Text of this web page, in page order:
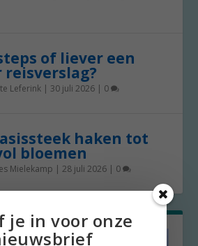
of liever een
reisverslag?
Leferink | 30 juli 2026 | 0
haken tot
bloemen
Mielekamp |28 juli 2026 | 0
je in voor onze